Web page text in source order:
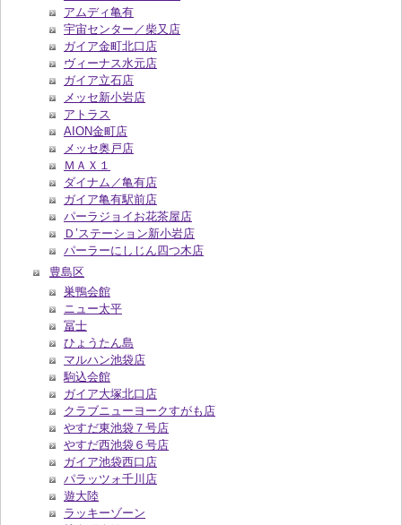
アムディ亀有
宇宙センター／柴又店
ガイア金町北口店
ヴィーナス水元店
ガイア立石店
メッセ新小岩店
アトラス
AION金町店
メッセ奥戸店
ＭＡＸ１
ダイナム／亀有店
ガイア亀有駅前店
パーラジョイお花茶屋店
Ｄ’ステーション新小岩店
パーラーにしじん四つ木店
豊島区
巣鴨会館
ニュー太平
冨士
ひょうたん島
マルハン池袋店
駒込会館
ガイア大塚北口店
クラブニューヨークすがも店
やすだ東池袋７号店
やすだ西池袋６号店
ガイア池袋西口店
パラッツォ千川店
遊大陸
ラッキーゾーン